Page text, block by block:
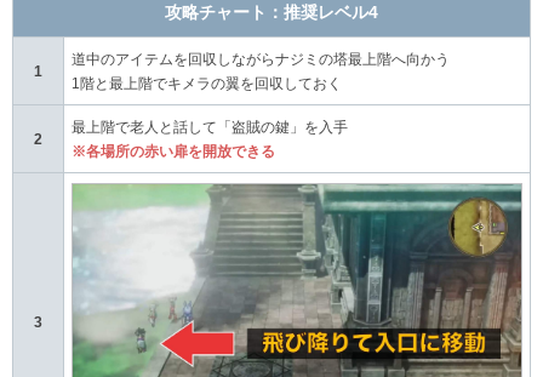
攻略チャート：推奨レベル4
1
道中のアイテムを回収しながらナジミの塔最上階へ向かう
1階と最上階でキメラの翼を回収しておく
2
最上階で老人と話して「盗賊の鍵」を入手
※各場所の赤い扉を開放できる
3